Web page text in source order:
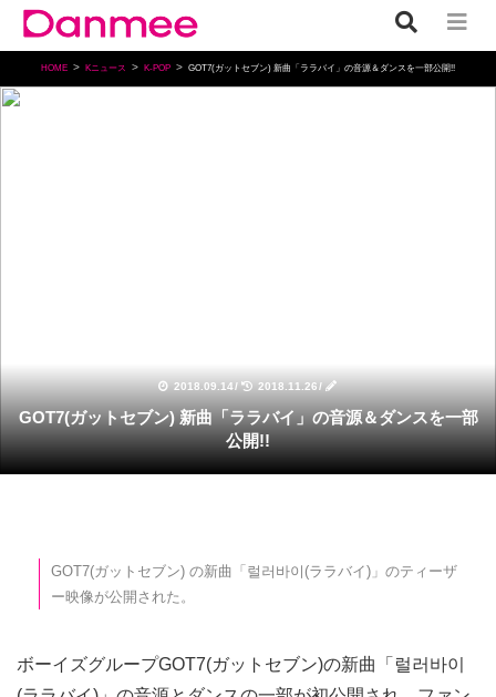
HOME Kニュース K-POP GOT7(ガットセブン) 新曲「ララバイ」の音源＆ダンスを一部公開!!
2018.09.14/ 2018.11.26/
GOT7(ガットセブン) 新曲「ララバイ」の音源＆ダンスを一部
公開!!
GOT7(ガットセブン) の新曲「럴러바이(ララバイ)」のティーザ
ー映像が公開された。
ボーイズグループGOT7(ガットセブン)の新曲「럴러바이